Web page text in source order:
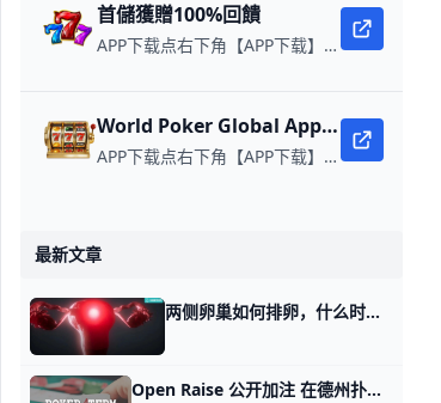
首儲獲贈100%回饋
APP下载点右下角【APP下载】联系客服 每日更新可用链接 每日保底獎池10,000美金
World Poker Global App全球微扑克
APP下载点右下角【APP下载】联系客服 每日更新可用链接 在线玩扑克，赢取真钱。
最新文章
两侧卵巢如何排卵，什么时候“同房”中奖几率最高？ 在女性的生殖系统中，卵巢作为孕育生命的摇篮，其运作机制之精妙，远超我们的日常想象。 它们不仅勤勉尽责，从不敷衍塞责，更以一种近乎完美的分工合作
Open Raise 公开加注 在德州扑克中，「Open Raise」指的是在一轮下注中第一个主动加注的玩家。玩家们通常会根据手中的牌的价值和局势来决定是否进行加注，当一个玩